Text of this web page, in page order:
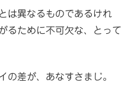
は異なるものであるけれ
るために不可欠な、とって
の差が、あなすさまじ。